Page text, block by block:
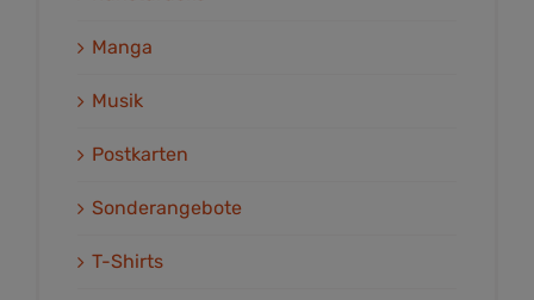
Manga
Musik
Postkarten
Sonderangebote
T-Shirts